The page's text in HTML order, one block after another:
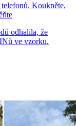
Koukněte,
odhalila, že
ve vzorku.